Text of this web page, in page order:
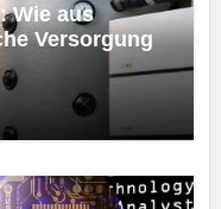
Wie aus
Versorgung